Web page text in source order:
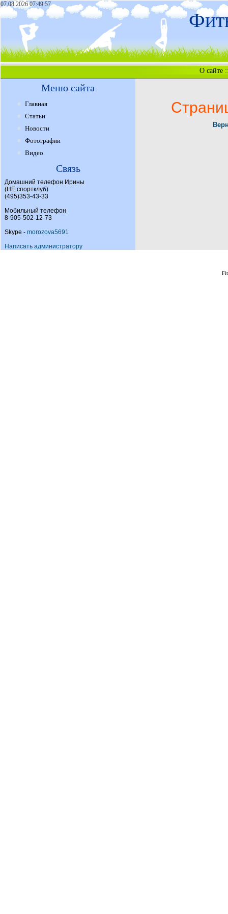
07.08.2026 07:49:57
О сайте
Меню сайта
Главная
Статьи
Новости
Фотографии
Видео
Связь
Домашний телефон Ирины
(НЕ спортклуб)
(495)353-43-33
Мобильный телефон
8-905-502-12-73
Skype - morozova5691
Написать администратору